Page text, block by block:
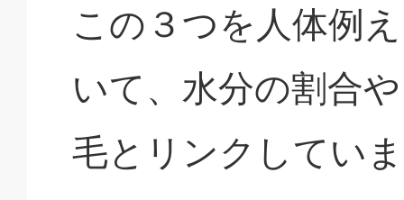
この３つを人体例
いて、水分の割合
毛とリンクしてい